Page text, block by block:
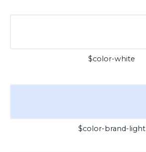
$color-white
$color-brand-light